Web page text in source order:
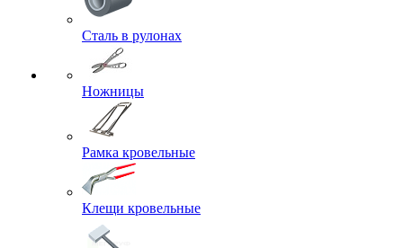
Сталь в рулонах
Ножницы
Рамка кровельные
Клещи кровельные